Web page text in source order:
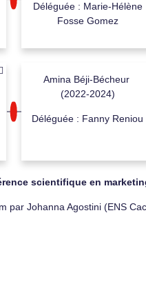
Déléguée : Marie-Hélène
Fosse Gomez
Amina Béji-Bécheur
(2022-2024)
Déléguée : Fanny Reniou
scientifique en
par Johanna Agostini (ENS